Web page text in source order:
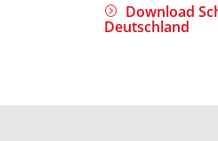
Download
Deutschland